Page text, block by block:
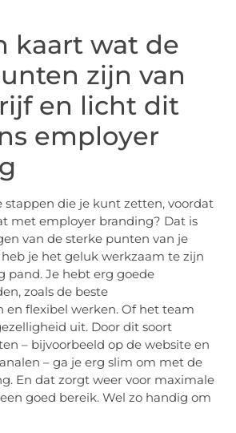
kaart wat de
zijn van
en licht dit
employer
stappen die je kunt zetten, voordat
met employer branding? Dat is
van de sterke punten van je
je het geluk werkzaam te zijn
pand. Je hebt erg goede
zoals de beste
en flexibel werken. Of het team
uit. Door dit soort
– bijvoorbeeld op de website en
– ga je erg slim om met de
En dat zorgt weer voor maximale
goed bereik. Wel zo handig om